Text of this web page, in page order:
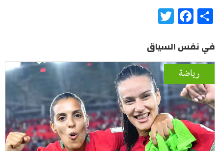
Share
Facebook
في نفس السياق
رياضة